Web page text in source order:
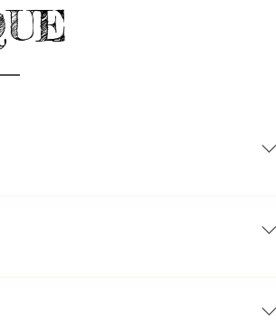
nos bénévoles et communiquer au mieux
adaptés, tel que : le Français,
adhérents, bénévoles et donateurs. Une